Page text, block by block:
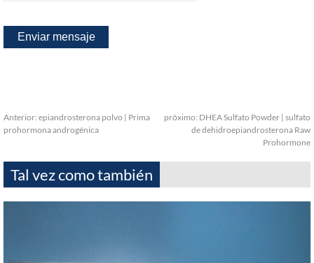
Anterior: epiandrosterona polvo | Prima
prohormona androgénica
próximo: DHEA Sulfato Powder | sulfato
de dehidroepiandrosterona Raw
Prohormone
Tal vez como también